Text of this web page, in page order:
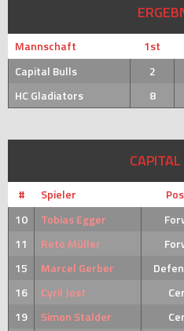
Mannschaft 1st
Capital Bulls
2
HC Gladiators
8
# Spieler
10
Tobias Egger
11
Reto Müller
15
Marcel Gerber
16
Cyril Jost
19
Simon Stalder